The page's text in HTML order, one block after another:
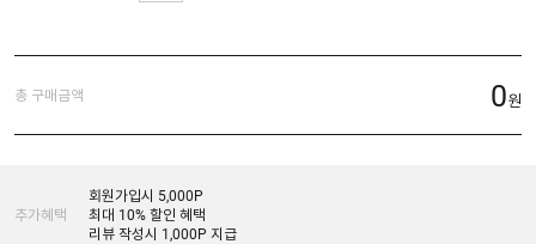
총 구매금액 0원
추가혜택
회원가입시 5,000P
최대 10% 할인 혜택
리뷰 작성시 1,000P 지급